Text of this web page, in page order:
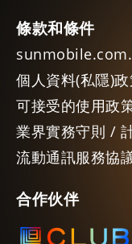
條款和條件
個人資料(私隱)
可接受的使用政
業界實務守則 /
流動通訊服務協
合作伙伴